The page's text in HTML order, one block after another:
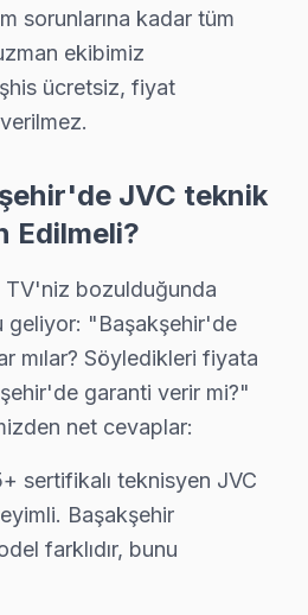
TV Smart arayüzü çalışmıyor,
başvurmadan önce şunları
Hizmete Nasıl Ulaşılır?
36
gün bu cihaz televizyon randevu
hızlı ve profesyonel JVC
JVC Televizyon Servis
Başak Konutları,
siz bekleyin. 0850 811 14 36
Servisi İçin
JVC televizyonunuz
Başakşehir ve yakın
sorunlarına kadar tüm
ekibimiz
ücretsiz, fiyat
JVC teknik
Edilmeli?
TV'niz bozulduğunda
geliyor: "Başakşehir'de
mılar? Söyledikleri fiyata
garanti verir mi?"
net cevaplar:
sertifikalı teknisyen JVC
Başakşehir
farklıdır, bunu